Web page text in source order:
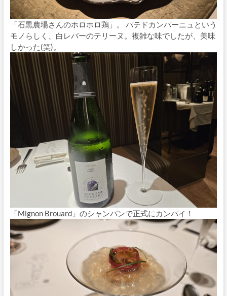
「石黒農場さんのホロホロ鶏」。 パテドカンパーニュという
モノらしく、白レバーのテリーヌ。複雑な味でしたが、美味
しかった(笑)。
「Mignon Brouard」のシャンパンで正式にカンパイ！